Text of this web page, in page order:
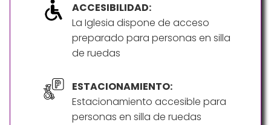
ACCESIBILIDAD:
La Iglesia dispone de acceso
preparado para personas en silla
de ruedas
ESTACIONAMIENTO:
Estacionamiento accesible para
personas en silla de ruedas